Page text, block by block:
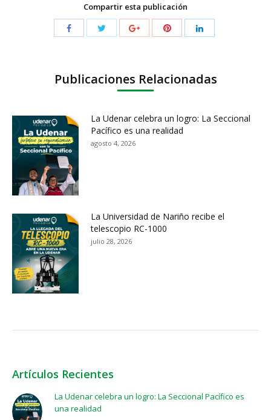
Compartir esta publicación
Publicaciones Relacionadas
La Udenar celebra un logro: La Seccional
Pacífico es una realidad
agosto 4, 2026
La Universidad de Nariño recibe el
telescopio RC-1000
julio 28, 2026
Artículos Recientes
La Udenar celebra un logro: La Seccional Pacífico es
una realidad